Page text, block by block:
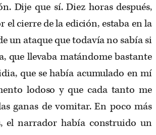
Dije que sí. Diez horas después,
el cierre de la edición, estaba en la
un ataque que todavía no sabía si
que llevaba matándome bastante
que se había acumulado en mí
lodoso y que cada tanto me
ganas de vomitar. En poco más
el narrador había construido un